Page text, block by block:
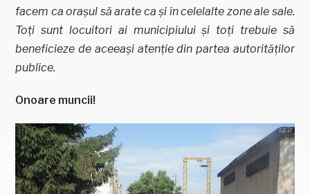
facem ca orașul să arate ca și în celelalte zone ale sale.
Toți sunt locuitori ai municipiului și toți trebuie să
beneficieze de aceeași atenție din partea autorităților
publice.
Onoare muncii!